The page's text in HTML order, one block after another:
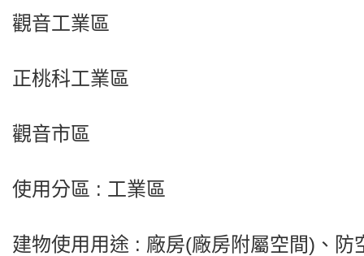
觀音工業區
正桃科工業區
觀音市區
使用分區 : 工業區
建物使用用途 : 廠房(廠房附屬空間)、防